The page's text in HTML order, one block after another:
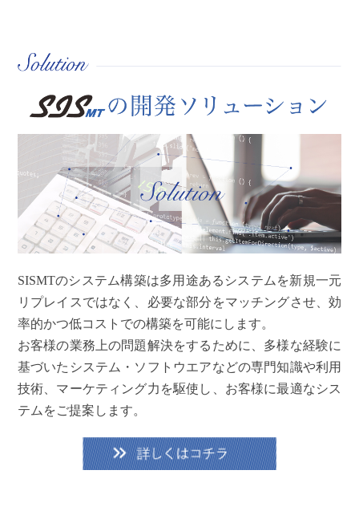
SISMTのシステム構築は多用途あるシステムを新規一元
リプレイスではなく、必要な部分をマッチングさせ、効
率的かつ低コストでの構築を可能にします。
お客様の業務上の問題解決をするために、多様な経験に
基づいたシステム・ソフトウエアなどの専門知識や利用
技術、マーケティング力を駆使し、お客様に最適なシス
テムをご提案します。